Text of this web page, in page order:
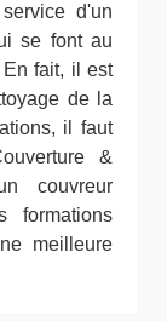
d'un
se font au
fait, il est
de la
il faut
&
couvreur
formations
meilleure